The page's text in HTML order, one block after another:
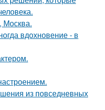
Москва.
вдохновение - в
из повседневных